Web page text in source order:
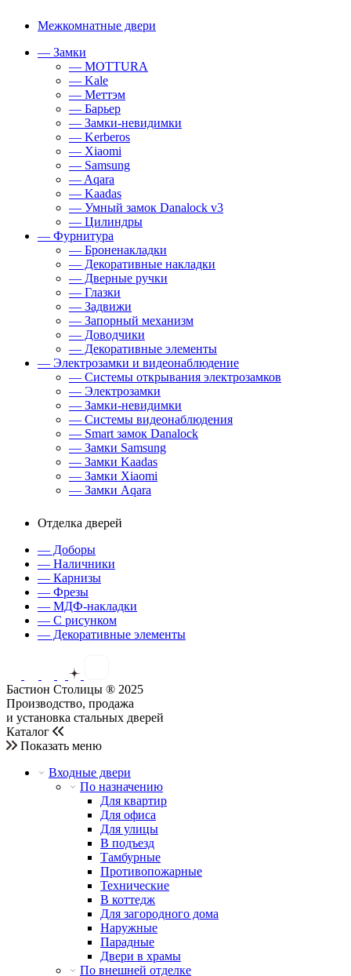
Межкомнатные двери
— Замки
— MOTTURA
— Kale
— Меттэм
— Барьер
— Замки-невидимки
— Kerberos
— Xiaomi
— Samsung
— Aqara
— Kaadas
— Умный замок Danalock v3
— Цилиндры
— Фурнитура
— Броненакладки
— Декоративные накладки
— Дверные ручки
— Глазки
— Задвижи
— Запорный механизм
— Доводчики
— Декоративные элементы
— Электрозамки и видеонаблюдение
— Системы открывания электрозамков
— Электрозамки
— Замки-невидимки
— Системы видеонаблюдения
— Smart замок Danalock
— Замки Samsung
— Замки Kaadas
— Замки Xiaomi
— Замки Aqara
Отделка дверей
— Доборы
— Наличники
— Карнизы
— Фрезы
— МДФ-накладки
— С рисунком
— Декоративные элементы
Бастион Столицы ® 2025
Производство, продажа
и установка стальных дверей
Каталог
Показать меню
Входные двери
По назначению
Для квартир
Для офиса
Для улицы
В подъезд
Тамбурные
Противопожарные
Технические
В коттедж
Для загородного дома
Наружные
Парадные
Двери в храмы
По внешней отделке